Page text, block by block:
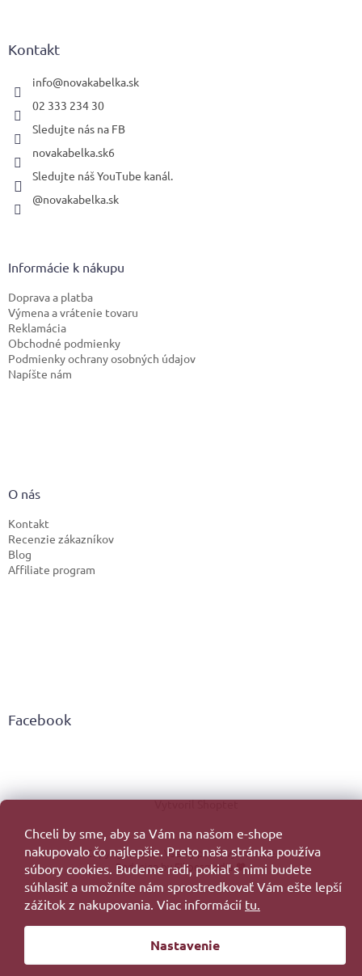
Chceli by sme, aby sa Vám na našom e-shope
nakupovalo čo najlepšie. Preto naša stránka používa
súbory cookies. Budeme radi, pokiaľ s nimi budete
súhlasiť a umožníte nám sprostredkovať Vám ešte lepší
zážitok z nakupovania. Viac informácií tu.
Nastavenie
Kontakt
info@novakabelka.sk
02 333 234 30
Sledujte nás na FB
novakabelka.sk6
Sledujte náš YouTube kanál.
@novakabelka.sk
Informácie k nákupu
Doprava a platba
Výmena a vrátenie tovaru
Reklamácia
Obchodné podmienky
Podmienky ochrany osobných údajov
Napíšte nám
O nás
Kontakt
Recenzie zákazníkov
Blog
Affiliate program
Facebook
Vytvoril Shoptet
Copyright 2026. Všetky práva vyhradené.
Redesign byFilipesmedia 🧡